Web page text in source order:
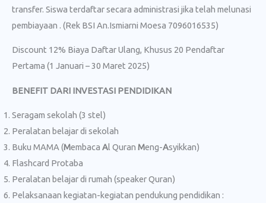
transfer. Siswa terdaftar secara administrasi jika telah melunasi
pembiayaan . (Rek BSI An.Ismiarni Moesa 7096016535)
Discount 12% Biaya Daftar Ulang, Khusus 20 Pendaftar
Pertama (1 Januari – 30 Maret 2025)
BENEFIT DARI INVESTASI PENDIDIKAN
Seragam sekolah (3 stel)
Peralatan belajar di sekolah
Buku MAMA (Membaca Al Quran Meng-Asyikkan)
Flashcard Protaba
Peralatan belajar di rumah (speaker Quran)
Pelaksanaan kegiatan-kegiatan pendukung pendidikan :